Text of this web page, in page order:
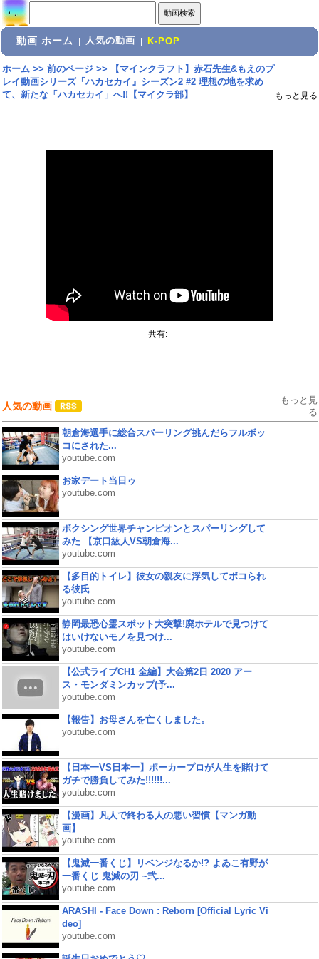
動画 ホーム 人気の動画 K-POP
ホーム>> 前のページ>>
【マインクラフト】赤石先生&もえのプ
レイ動画シリーズ『ハカセカイ』シーズン2 #2 理想の地を求め
て、新たな「ハカセカイ」へ!!【マイクラ部】
もっと見る
共有:
人気の動画
もっと見
る
朝倉海選手に総合スパーリング挑んだらフルボッ
コにされた...
youtube.com
お家デート当日ゥ
youtube.com
ボクシング世界チャンピオンとスパーリングして
みた 【京口紘人VS朝倉海...
youtube.com
【多目的トイレ】彼女の親友に浮気してボコられ
る彼氏
youtube.com
静岡最恐心霊スポット大突撃!廃ホテルで見つけて
はいけないモノを見つけ...
youtube.com
【公式ライブCH1 全編】大会第2日 2020 アー
ス・モンダミンカップ(予...
youtube.com
【報告】お母さんを亡くしました。
youtube.com
【日本一VS日本一】ポーカープロが人生を賭けて
ガチで勝負してみた!!!!!!...
youtube.com
【漫画】凡人で終わる人の悪い習慣【マンガ動
画】
youtube.com
【鬼滅一番くじ】リベンジなるか!? よゐこ有野が
一番くじ 鬼滅の刃 ~弐...
youtube.com
ARASHI - Face Down : Reborn [Official Lyric Vi
deo]
youtube.com